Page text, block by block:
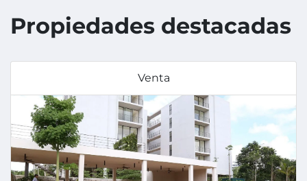
Propiedades destacadas
Venta